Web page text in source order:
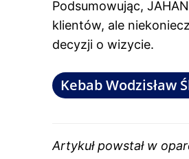
Podsumowując,
klientów, ale
decyzji o wizycie.
Kebab Wodzisław
Artykuł powstał w